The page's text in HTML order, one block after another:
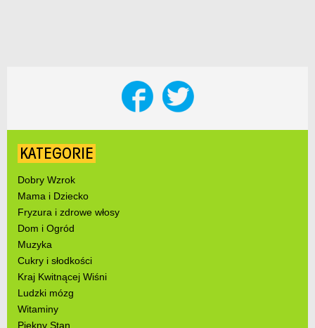
KATEGORIE
Dobry Wzrok
Mama i Dziecko
Fryzura i zdrowe włosy
Dom i Ogród
Muzyka
Cukry i słodkości
Kraj Kwitnącej Wiśni
Ludzki mózg
Witaminy
Piękny Stan